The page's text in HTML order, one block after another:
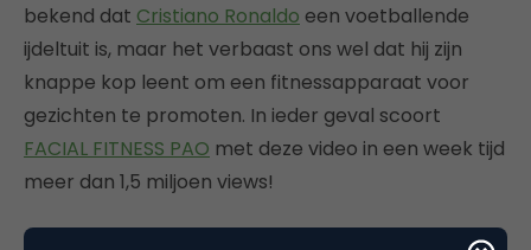
bekend dat Cristiano Ronaldo een voetballende
ijdeltuit is, maar het verbaast ons wel dat hij zijn
knappe kop leent om een fitnessapparaat voor
gezichten te promoten. In ieder geval scoort
FACIAL FITNESS PAO met deze video in een week tijd
meer dan 1,5 miljoen views!